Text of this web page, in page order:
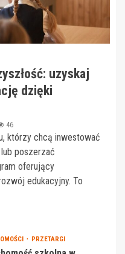
uzyskaj
dzięki
46
którzy chcą inwestować
poszerzać
oferujący
edukacyjny. To
PRZETARGI